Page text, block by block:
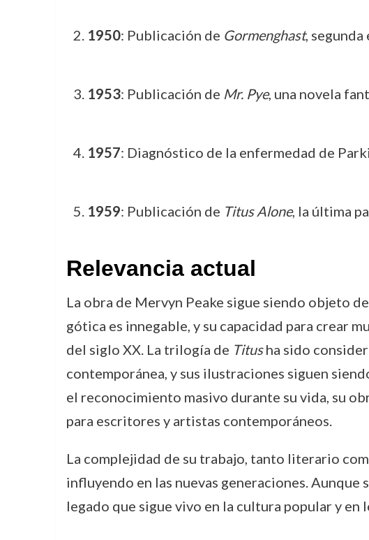
1950: Publicación de Gormenghast,
1953: Publicación de Mr. Pye, una novela
1957: Diagnóstico de la enfermedad de
1959: Publicación de Titus Alone, la última
Relevancia actual
La obra de Mervyn Peake sigue siendo objeto
gótica es innegable, y su capacidad para crear
del siglo XX. La trilogía de Titusha sido
contemporánea, y sus ilustraciones siguen
el reconocimiento masivo durante su vida, su
para escritores y artistas contemporáneos.
La complejidad de su trabajo, tanto literario
influyendo en las nuevas generaciones.
legado que sigue vivo en la cultura popular y